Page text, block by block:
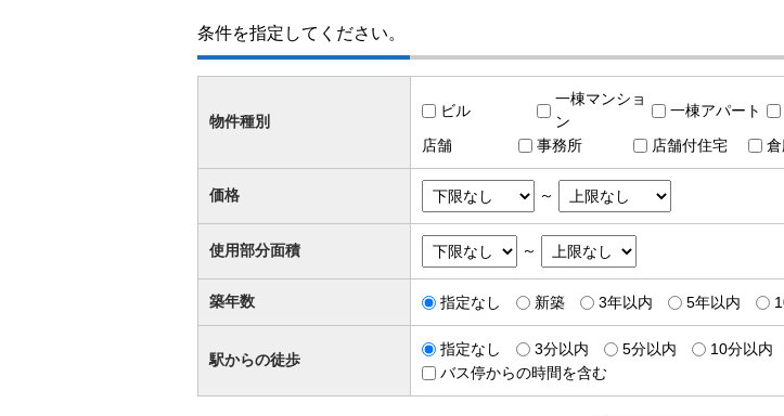
条件を指定してください。
物件種別
ビル
一棟マンショ
ン
一棟アパート
店舗 事務所 店舗付住宅
価格 ～
使用部分面積 ～
築年数 指定なし 新築 3年以内 5年以内
駅からの徒歩
指定なし 3分以内 5分以内 10分以内
バス停からの時間を含む